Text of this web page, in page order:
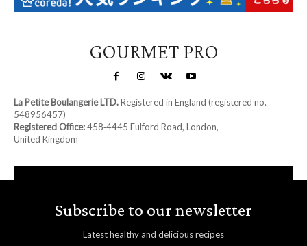
GOURMET PRO
La Petite Boulangerie LTD.Registered in England (registered no.
548956457)
Registered Office:458‑4445 Fulford Road, London,
United Kingdom
Subscribe to our newsletter
Latest healthy and delicious recipes